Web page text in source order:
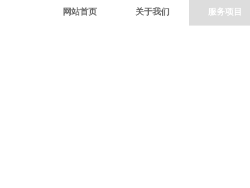
网站首页 关于我们 服务项目